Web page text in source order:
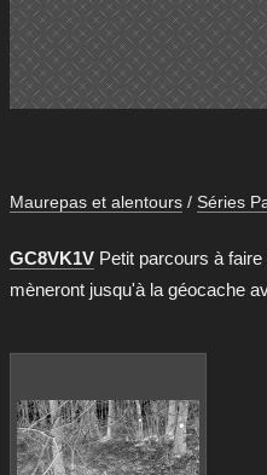
Maurepas et alentours / Séries
GC8VK1VPetit parcours à faire
mèneront jusqu'à la géocache